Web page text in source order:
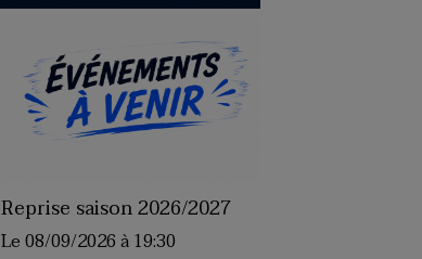
Reprise saison 2026/2027
Le 08/09/2026à 19:30